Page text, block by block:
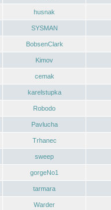
husnak
SYSMAN
BobsenClark
Kimov
cemak
karelstupka
Robodo
Pavlucha
Trhanec
sweep
gorgeNo1
tarmara
Warder